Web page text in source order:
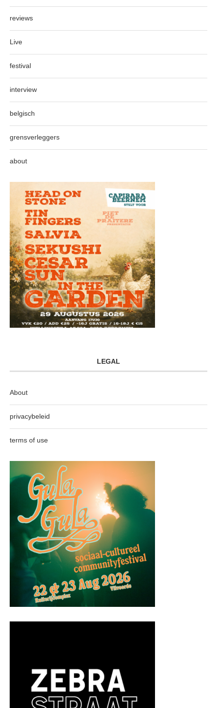
reviews
Live
festival
interview
belgisch
grensverleggers
about
LEGAL
About
privacybeleid
terms of use